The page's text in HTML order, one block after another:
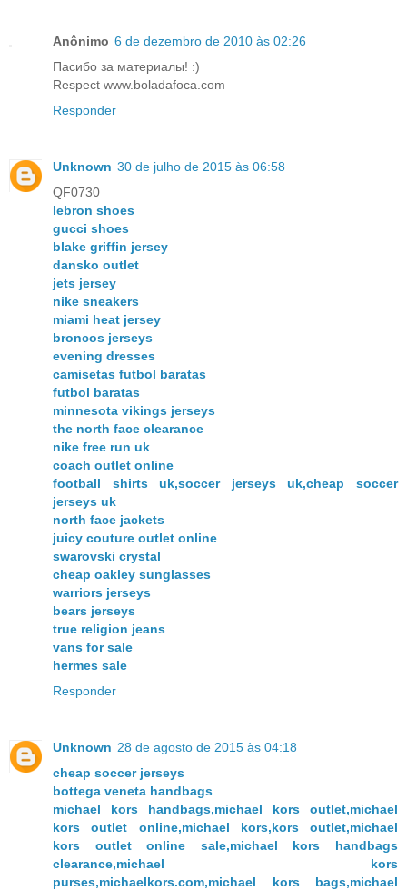
Anônimo 6 de dezembro de 2010 às 02:26
Пасибо за материалы! :)
Respect www.boladafoca.com
Responder
Unknown 30 de julho de 2015 às 06:58
QF0730
lebron shoes
gucci shoes
blake griffin jersey
dansko outlet
jets jersey
nike sneakers
miami heat jersey
broncos jerseys
evening dresses
camisetas futbol baratas
futbol baratas
minnesota vikings jerseys
the north face clearance
nike free run uk
coach outlet online
football shirts uk,soccer jerseys uk,cheap soccer
jerseys uk
north face jackets
juicy couture outlet online
swarovski crystal
cheap oakley sunglasses
warriors jerseys
bears jerseys
true religion jeans
vans for sale
hermes sale
Responder
Unknown 28 de agosto de 2015 às 04:18
cheap soccer jerseys
bottega veneta handbags
michael kors handbags,michael kors outlet,michael
kors outlet online,michael kors,kors outlet,michael
kors outlet online sale,michael kors handbags
clearance,michael kors
purses,michaelkors.com,michael kors bags,michael